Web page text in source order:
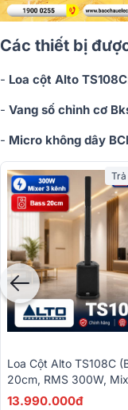
Các thiết bị
- Loa cột Alto TS108C
- Vang số chỉnh cơ
- Micro không dây
Loa Cột Alto TS108C
20cm, RMS 300W,
Kênh Tích Hợp, Class D,
13.990.000đ